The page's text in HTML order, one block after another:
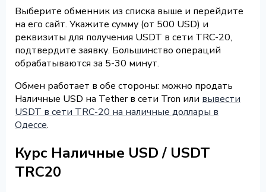
Выберите обменник из списка выше и перейдите
на его сайт. Укажите сумму (от 500 USD) и
реквизиты для получения USDT в сети TRC-20,
подтвердите заявку. Большинство операций
обрабатываются за 5-30 минут.
Обмен работает в обе стороны: можно продать
Наличные USD на Tether в сети Tron или вывести
USDT в сети TRC-20 на наличные доллары в
Одессе.
Курс Наличные USD / USDT
TRC20